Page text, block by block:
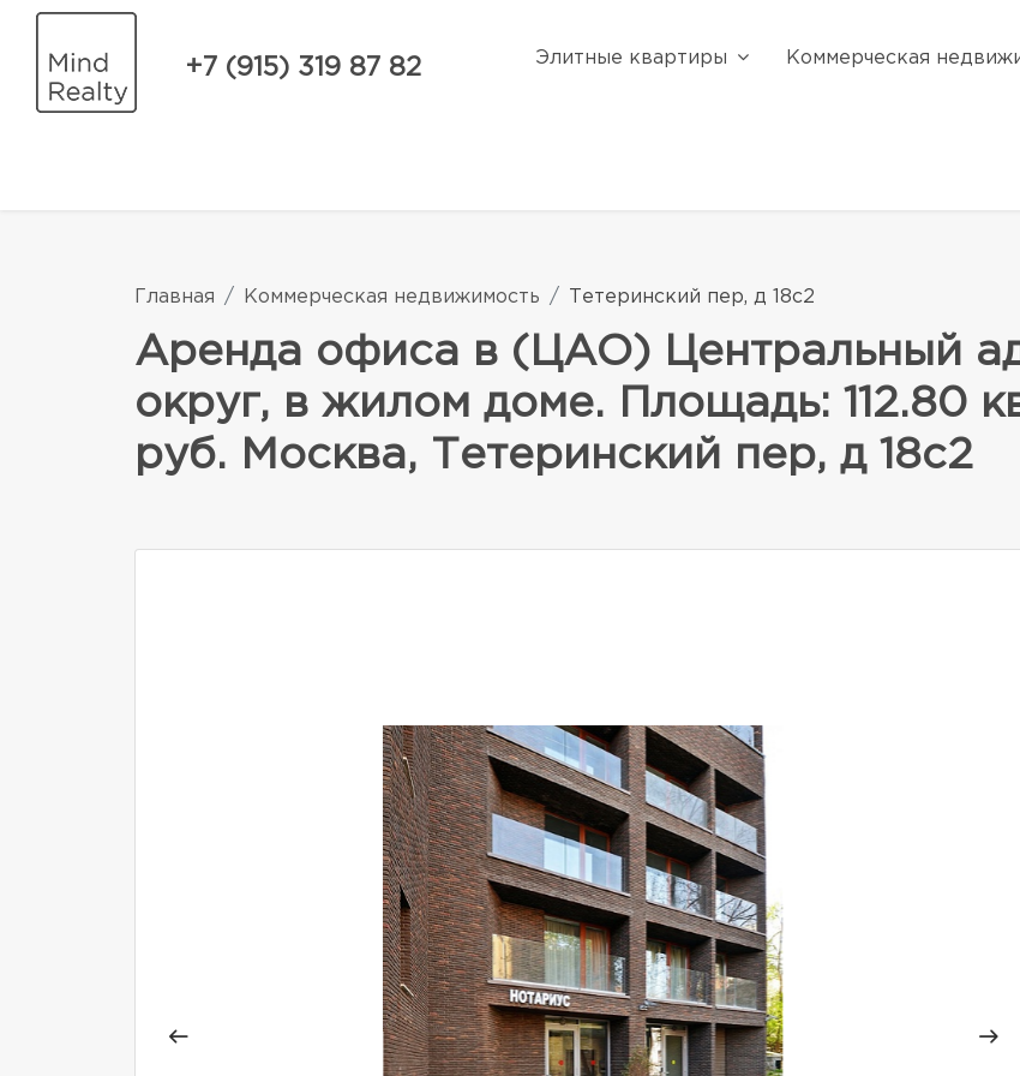
+7 (915) 319 87 82 Элитные квартиры Коммерческая
Главная Коммерческая недвижимость Тетеринский пер, д 18с2
Аренда офиса в (ЦАО) Центральный
округ, в жилом доме. Площадь: 112.80
руб. Москва, Тетеринский пер, д 18с2